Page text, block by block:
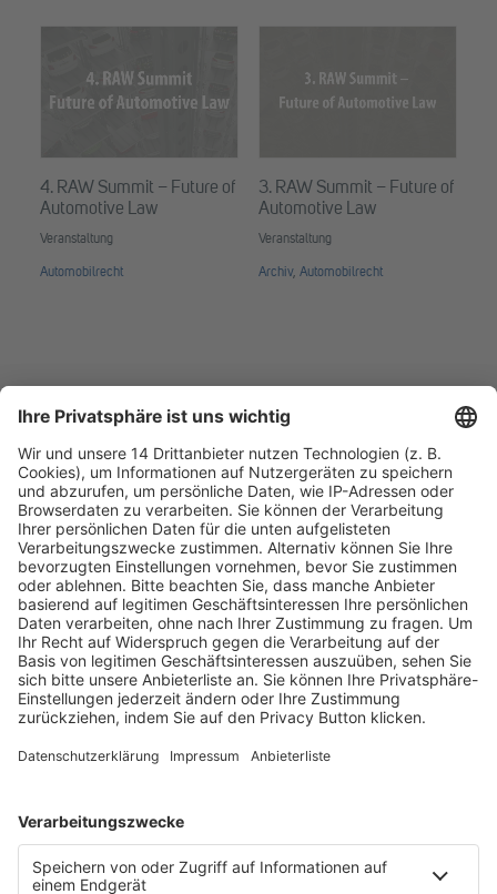
4. RAW Summit – Future of
Automotive Law
Veranstaltung
Automobilrecht
3. RAW Summit – Future of
Automotive Law
Veranstaltung
Archiv, Automobilrecht
Fachmedien Recht und Wirtschaft
Ein Fachbereich der
dfv Mediengruppe
Mainzer Landstr. 251
60326 Frankfurt am Main
E-Mail:info@ruw.de
Web:https://www.ruw.de
AGB
Datenschutzerklärung
Genderhinweis